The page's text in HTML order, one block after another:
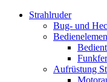
Strahlruder
Bug- und
Aufrüstung